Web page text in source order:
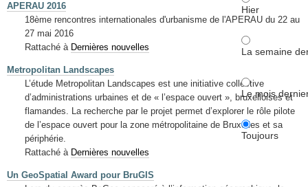
Hier
La semaine
Le mois
Toujours
APERAU 2016
18ème rencontres internationales d'urbanisme de l'APERAU du 22 au
27 mai 2016
Rattaché à Dernières nouvelles
Metropolitan Landscapes
L’étude Metropolitan Landscapes est une initiative collective
d’administrations urbaines et de « l’espace ouvert », bruxelloises et
flamandes. La recherche par le projet permet d’explorer le rôle pilote
de l’espace ouvert pour la zone métropolitaine de Bruxelles et sa
périphérie.
Rattaché à Dernières nouvelles
Un GeoSpatial Award pour BruGIS